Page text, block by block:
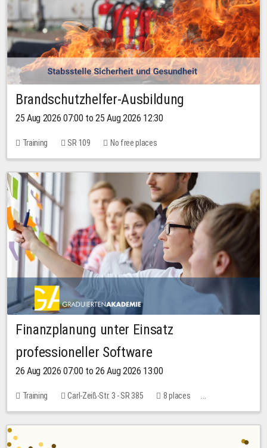
Brandschutzhelfer-Ausbildung
25 Aug 2026 07:00 to 25 Aug 2026 12:30
Training SR 109 No free places
Finanzplanung unter Einsatz
professioneller Software
26 Aug 2026 07:00 to 26 Aug 2026 13:00
Training Carl-Zeiß-Str. 3 - SR 385
8 places
20.00 EUR